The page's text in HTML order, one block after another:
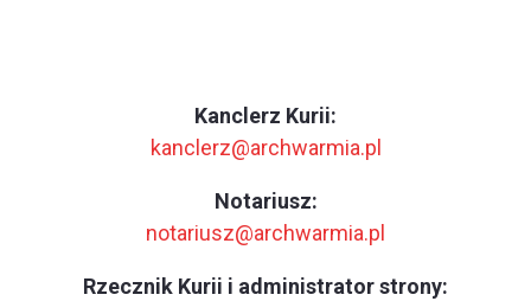
Kanclerz Kurii:
kanclerz@archwarmia.pl
Notariusz:
notariusz@archwarmia.pl
Rzecznik Kurii i administrator strony: